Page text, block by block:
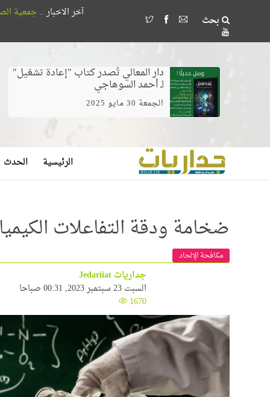
بحث
آخر الاخبار .. جمعية الصداقة المصرية الأذربيجانية تُكرم 18 طالباً بجامعة القاهرة
وخلط الغيرة بالخوف يصنع مُضللين لا مرشدين
دار المعالي تُصدر كتاب "إعادة تشغيل"
لـ أحمد السوهاجي
الجمعة 30 مايو 2025
الرئيسية الحدث
ضخامة ودقة التفاعلات
مكافحة الإلحاد
جداريات Jedariiat
السبت 23 سبتمبر 2023, 00:31 صباحا
1670